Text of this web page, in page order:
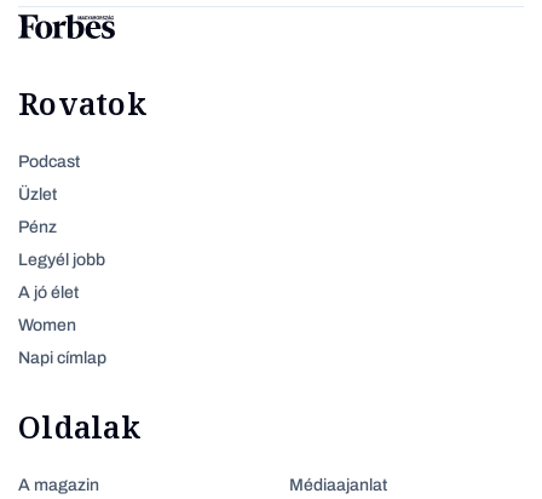
Rovatok
Podcast
Üzlet
Pénz
Legyél jobb
A jó élet
Women
Napi címlap
Oldalak
A magazin Médiaajanlat